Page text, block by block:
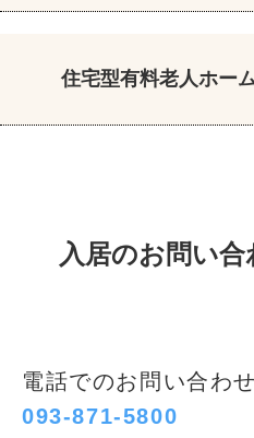
住宅型有料老人ホー
入居のお問い
電話でのお問い合わ
093-871-5800